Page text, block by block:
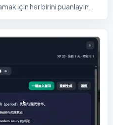
için her birini puanlayın.